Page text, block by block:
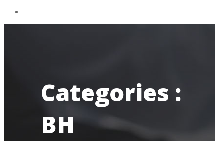
Categories :
BH